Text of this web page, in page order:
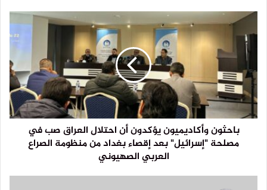
باحثون وأكاديميون يؤكدون أن احتلال العراق صب في
مصلحة "إسرائيل" بعد إقصاء بغداد من منظومة الصراع
العربي الصهيوني